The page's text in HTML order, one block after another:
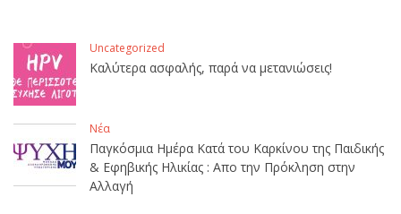
Uncategorized
Καλύτερα ασφαλής, παρά να μετανιώσεις!
Νέα
Παγκόσμια Ημέρα Κατά του Καρκίνου της Παιδικής
& Εφηβικής Ηλικίας : Απο την Πρόκληση στην
Αλλαγή